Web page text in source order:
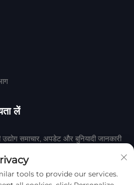
लें
समाचार, अपडेट और बुनियादी जानकारी
सदस्यता लें
tools to provide our services.